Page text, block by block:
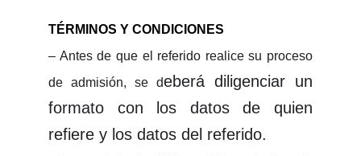
TÉRMINOS Y CONDICIONES
– Antes de que el referido realice su proceso
de admisión, se deberá diligenciar un
formato con los datos de quien
refiere y los datos del referido.